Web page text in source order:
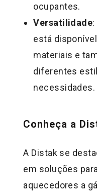
ocupantes.
Versatilidade:
está
materiais e
diferentes
necessidades.
Conheça a
A Distak se
em soluções
aquecedores a